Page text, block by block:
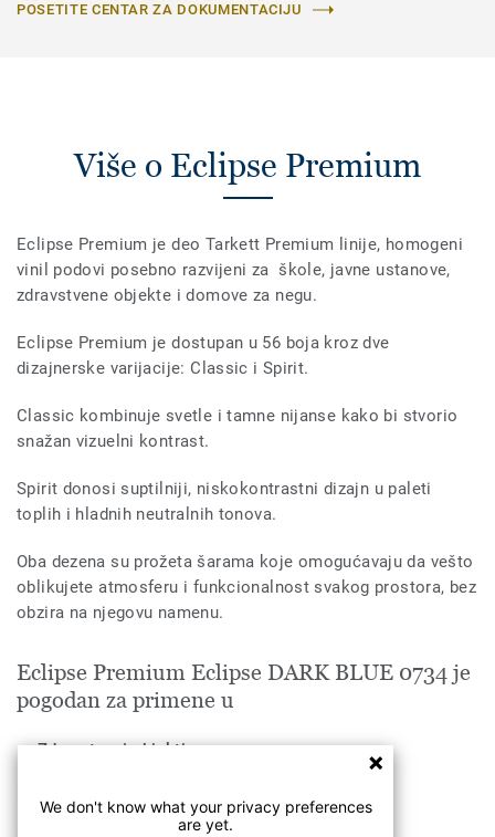
POSETITE CENTAR ZA DOKUMENTACIJU
Više o Eclipse Premium
Eclipse Premium je deo Tarkett Premium linije, homogeni
vinil podovi posebno razvijeni za škole, javne ustanove,
zdravstvene objekte i domove za negu.
Eclipse Premium je dostupan u 56 boja kroz dve
dizajnerske varijacije: Classic i Spirit.
Classic kombinuje svetle i tamne nijanse kako bi stvorio
snažan vizuelni kontrast.
Spirit donosi suptilniji, niskokontrastni dizajn u paleti
toplih i hladnih neutralnih tonova.
Oba dezena su prožeta šarama koje omogućavaju da vešto
oblikujete atmosferu i funkcionalnost svakog prostora, bez
obzira na njegovu namenu.
Eclipse Premium Eclipse DARK BLUE 0734 je
pogodan za primene u
Zdravstveni objekti
We don't know what your privacy preferences
are yet.